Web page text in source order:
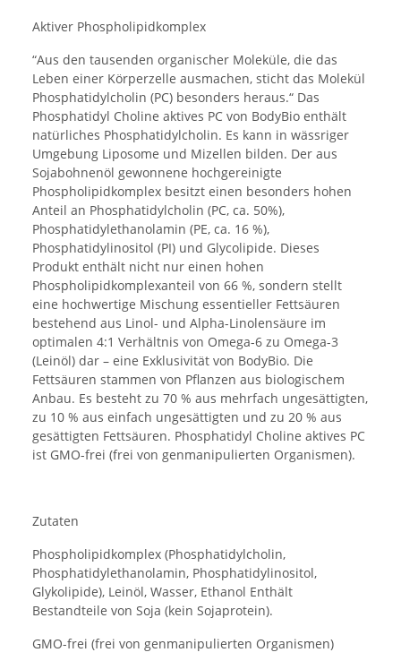
Aktiver Phospholipidkomplex
“Aus den tausenden organischer Moleküle, die das
Leben einer Körperzelle ausmachen, sticht das Molekül
Phosphatidylcholin (PC) besonders heraus.“ Das
Phosphatidyl Choline aktives PC von BodyBio enthält
natürliches Phosphatidylcholin. Es kann in wässriger
Umgebung Liposome und Mizellen bilden. Der aus
Sojabohnenöl gewonnene hochgereinigte
Phospholipidkomplex besitzt einen besonders hohen
Anteil an Phosphatidylcholin (PC, ca. 50%),
Phosphatidylethanolamin (PE, ca. 16 %),
Phosphatidylinositol (PI) und Glycolipide. Dieses
Produkt enthält nicht nur einen hohen
Phospholipidkomplexanteil von 66 %, sondern stellt
eine hochwertige Mischung essentieller Fettsäuren
bestehend aus Linol- und Alpha-Linolensäure im
optimalen 4:1 Verhältnis von Omega-6 zu Omega-3
(Leinöl) dar – eine Exklusivität von BodyBio. Die
Fettsäuren stammen von Pflanzen aus biologischem
Anbau. Es besteht zu 70 % aus mehrfach ungesättigten,
zu 10 % aus einfach ungesättigten und zu 20 % aus
gesättigten Fettsäuren. Phosphatidyl Choline aktives PC
ist GMO-frei (frei von genmanipulierten Organismen).
Zutaten
Phospholipidkomplex (Phosphatidylcholin,
Phosphatidylethanolamin, Phosphatidylinositol,
Glykolipide), Leinöl, Wasser, Ethanol Enthält
Bestandteile von Soja (kein Sojaprotein).
GMO-frei (frei von genmanipulierten Organismen)